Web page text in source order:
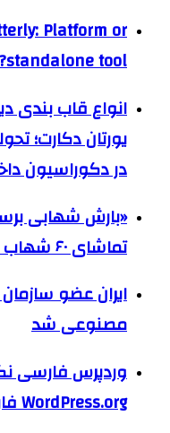
Platform or
standalone tool?
انواع قاب بندی
یورتان دکارت؛
در دکوراسیون
«بارش شهابی
تماشای ۶۰ شهاب در هر ساعت!
ایران عضو
مصنوعی شد
WordPress.org فارسی